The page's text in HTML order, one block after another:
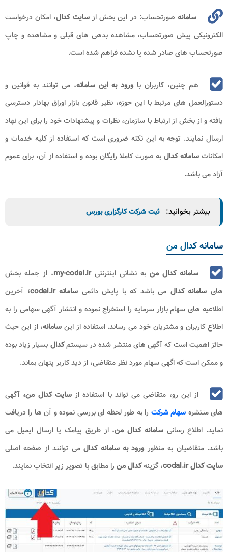
سامانه صورتحساب: در این بخش ازسایت کدال، امکان درخواست
الکترونیکی پیش‌ صورتحساب، مشاهده بدهی‌ های قبلی و مشاهده و چاپ
صورتحساب‌ های صادر شده‌ یا نشده فراهم شده است.
هم چنین، کاربران با ورود به این سامانه، می توانند به قوانین و
دستورالعمل های مرتبط با این حوزه، نظیر قانون بازار اوراق بهادار دسترسی
یافته و از بخش از ارتباط با سازمان، نظرات و پیشنهادات خود را برای این نهاد
ارسال نمایند. توجه به این نکته ضروری است که استفاده از کلیه خدمات و
امکانات سامانه کدال به صورت کاملا رایگان بوده و استفاده از آن، برای عموم
آزاد می باشد.
بیشتر بخوانید: ثبت شرکت کارگزاری بورس
سامانه کدال من
سامانه کدال من به نشانی اینترنتیmy-codal.ir، از جمله بخش
های سامانه کدال می باشد که با پایش دائمی سامانه codal.ir
؛ آخرین
اطلاعیه های سهام بازار سرمایه را استخراج نموده و انتشار آگهی سهامی را به
اطلاع کاربران و مشتریان خود می رساند. استفاده از این سامانه، از این حیث
حائز اهمیت است که آگهی های منتشر شده در سیستمکدال بسیار زیاد بوده
و ممکن است که اگهی سهام مورد نظر متقاضی، از دید کاربر پنهان بماند.
از این رو، متقاضی می تواند با استفاده از سایت کدال من، آگهی
های منتشره سهام شرکت را به طور لحظه ای بررسی نموده و آن ها را دریافت
نماید. اطلاع رسانیسامانه کدال من، از طریق پیامک یا ارسال ایمیل می
باشد. متقاضیان به منظور ورود به سامانه کدالمی توانند از صفحه اصلی
سایت کدالcodal.ir، گزینهکدال من را مطابق با تصویر زیر انتخاب نمایند.